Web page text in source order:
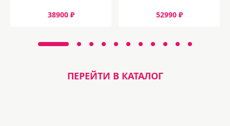
38900 ₽ 52990 ₽
ПЕРЕЙТИ В КАТАЛОГ